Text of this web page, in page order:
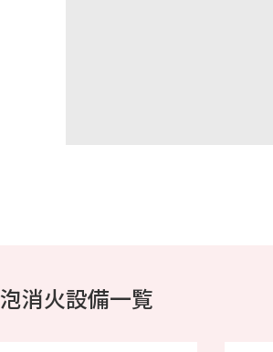
泡消火設備一覧